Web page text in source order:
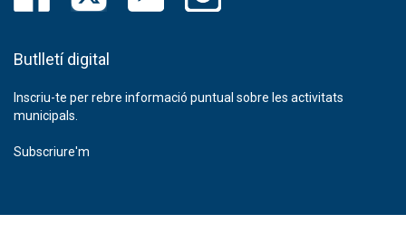
Butlletí digital
Inscriu-te per rebre informació puntual sobre les activitats
municipals.
Subscriure'm